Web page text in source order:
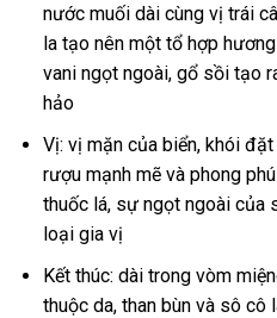
nước muối dài cùng vị trái
la tạo nên một tổ hợp
vani ngọt ngoài, gổ sồi tạo
hảo
Vị: vị mặn của biển, khói
rượu mạnh mẽ và phong
thuốc lá, sự ngọt ngoài của
loại gia vị
Kết thúc: dài trong vòm
thuộc da, than bùn và sô cô